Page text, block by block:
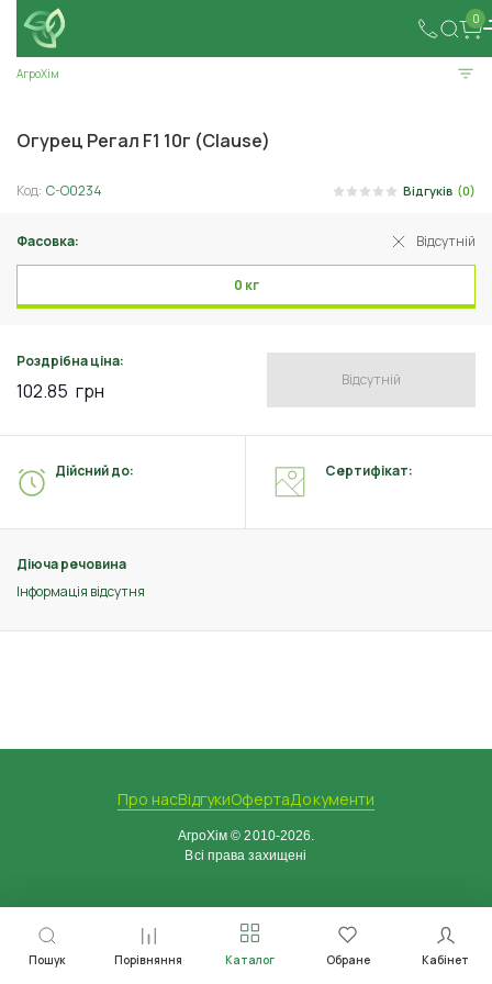
0
Пошук Порівняння Каталог Обране Кабінет
АгроХім
Огурец Регал F1 10г (Clause)
Код: C-O0234 Відгуків (0)
Фасовка: Відсутній
0 кг
Роздрібна ціна:
102.85 грн Відсутній
Діюча речовина
Інформація відсутня
Дійсний до: Сертифікат:
Про насВідгукиОфертаДокументи
АгроХім © 2010-2026.
Всі права захищені